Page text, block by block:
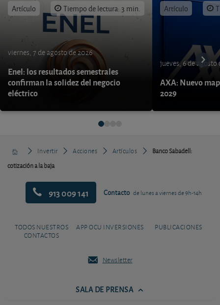
Artículo Tiempo de lectura: 3 min.
viernes, 7 de agosto de 2026
Enel: los resultados semestrales
confirman la solidez del negocio
eléctrico
Artículo
jueves, 6 de agosto
AXA: Nuevo
2029
Invertir Acciones Artículos
Banco Sabadell:
cotización a la baja
913 009 141 Contacto de lunes a viernes de 9h-14h
TODOS NUESTROS
CONTACTOS
APP OCU INVERSIONES PUBLICACIONES
Newsletter
SALA DE PRENSA